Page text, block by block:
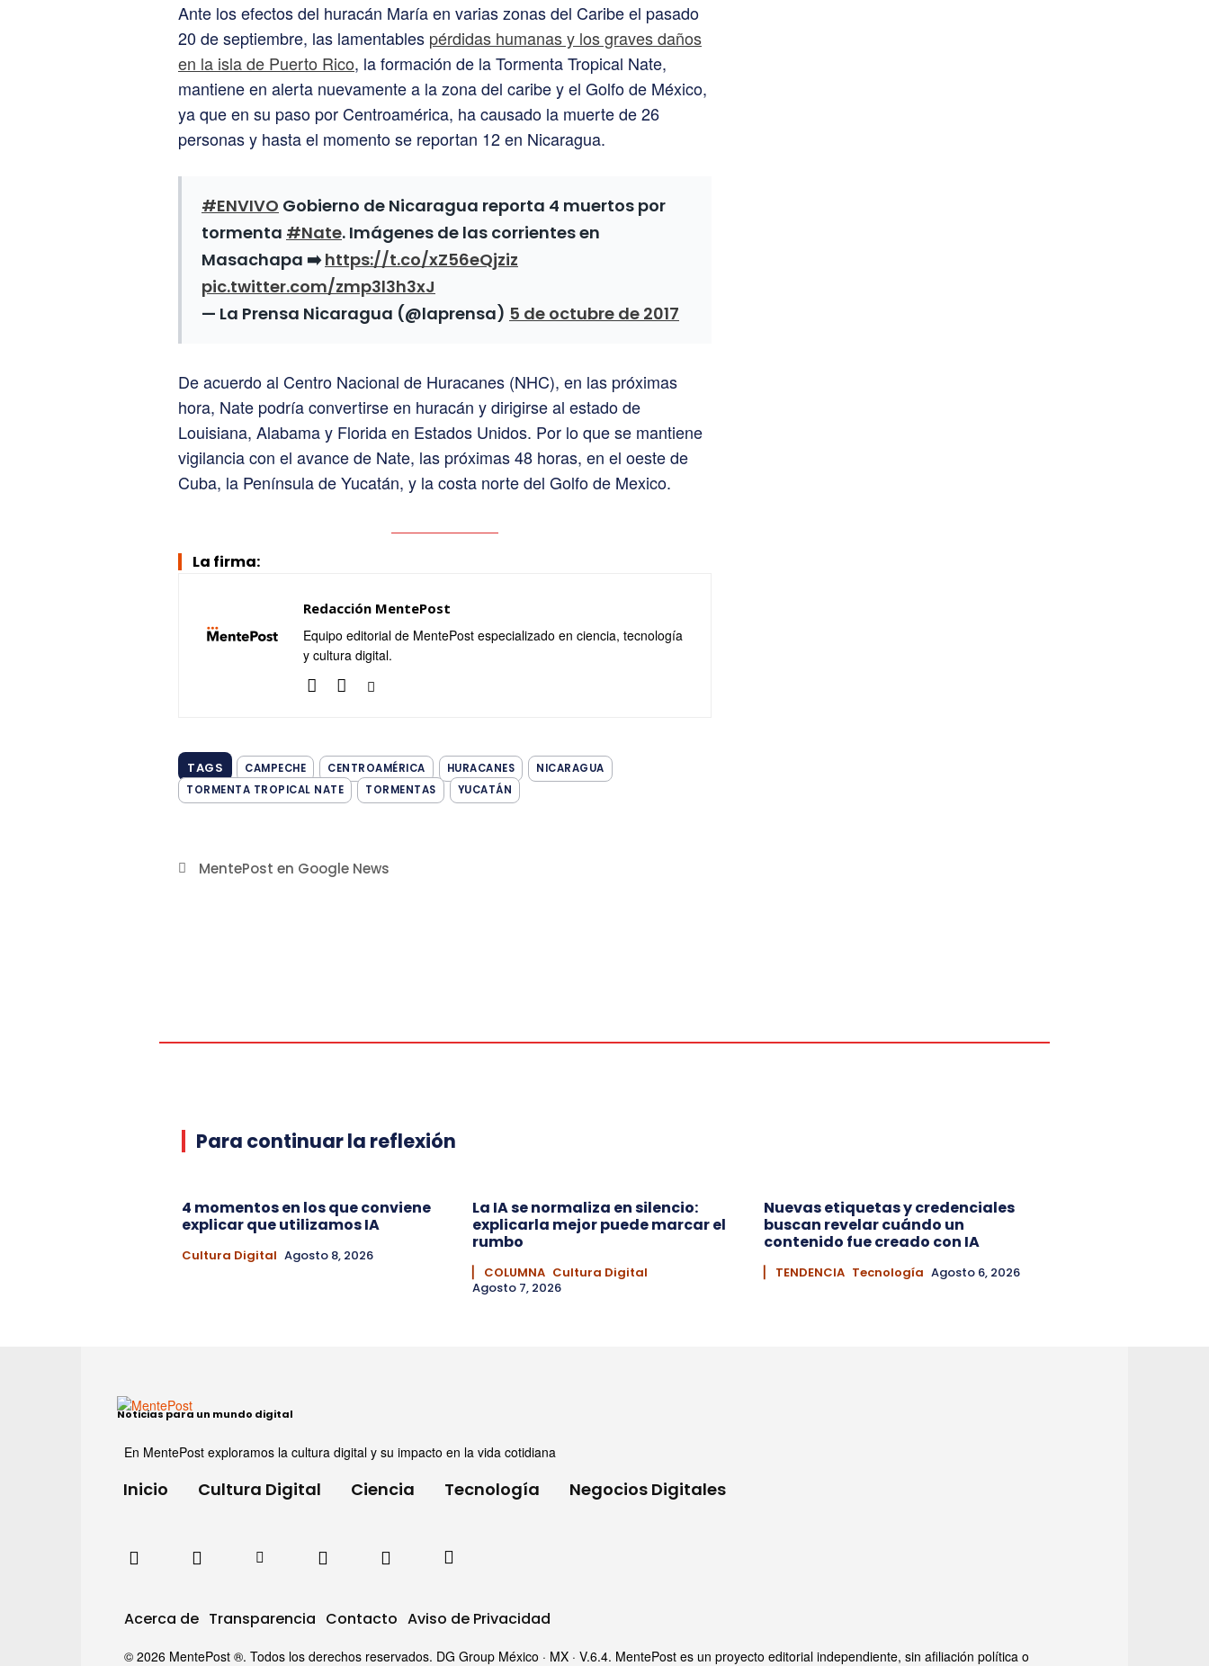
Ante los efectos del huracán María en varias zonas del Caribe el pasado
20 de septiembre, las lamentables pérdidas humanas y los graves daños
en la isla de Puerto Rico, la formación de la Tormenta Tropical Nate,
mantiene en alerta nuevamente a la zona del caribe y el Golfo de México,
ya que en su paso por Centroamérica, ha causado la muerte de 26
personas y hasta el momento se reportan 12 en Nicaragua.
#ENVIVO Gobierno de Nicaragua reporta 4 muertos por
tormenta #Nate. Imágenes de las corrientes en
Masachapa ➡️https://t.co/xZ56eQjziz
pic.twitter.com/zmp3l3h3xJ
— La Prensa Nicaragua (@laprensa) 5 de octubre de 2017
De acuerdo al Centro Nacional de Huracanes (NHC), en las próximas
hora, Nate podría convertirse en huracán y dirigirse al estado de
Louisiana, Alabama y Florida en Estados Unidos. Por lo que se mantiene
vigilancia con el avance de Nate, las próximas 48 horas, en el oeste de
Cuba, la Península de Yucatán, y la costa norte del Golfo de Mexico.
La firma:
Redacción MentePost
Equipo editorial de MentePost especializado en ciencia, tecnología
y cultura digital.
TAGS CAMPECHE CENTROAMÉRICA HURACANES
NICARAGUA
TORMENTA TROPICAL NATE
TORMENTAS YUCATÁN
MentePost en Google News
Para continuar la reflexión
4 momentos en los que conviene
explicar que utilizamos IA
Cultura Digital Agosto 8, 2026
La IA se normaliza en silencio:
explicarla mejor puede marcar el
rumbo
▏ COLUMNA Cultura Digital
Agosto 7, 2026
Nuevas etiquetas y credenciales
buscan revelar cuándo un
contenido fue creado con IA
▏ TENDENCIA Tecnología Agosto 6, 2026
Noticias para un mundo digital
En MentePost exploramos la cultura digital y su impacto en la vida cotidiana
Inicio Cultura Digital Ciencia Tecnología Negocios Digitales
Acerca de Transparencia Contacto Aviso de Privacidad
© 2026 MentePost ®. Todos los derechos reservados. DG Group México · MX · V.6.4. MentePost es un proyecto editorial independiente, sin afiliación política o